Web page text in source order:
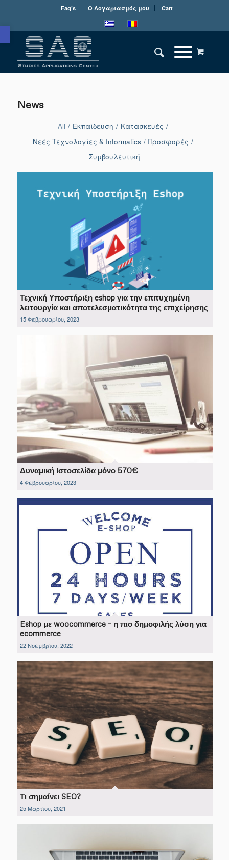
Ανοίξτε τη γραμμή εργαλείων
Faq’s Ο Λογαριασμός μου Cart
News
All / Εκπαίδευση / Κατασκευές /
Νεές Τεχνολογίες & Informatics / Προσφορές /
Συμβουλευτική
Τεχνική Υποστήριξη eshop για την επιτυχημένη
λειτουργία και αποτελεσματικότητα της επιχείρησης
15 Φεβρουαρίου, 2023
Δυναμική Ιστοσελίδα μόνο 570€
4 Φεβρουαρίου, 2023
Eshop με woocommerce – η πιο δημοφιλής λύση για
ecommerce
22 Νοεμβρίου, 2022
Τι σημαίνει SEO?
25 Μαρτίου, 2021